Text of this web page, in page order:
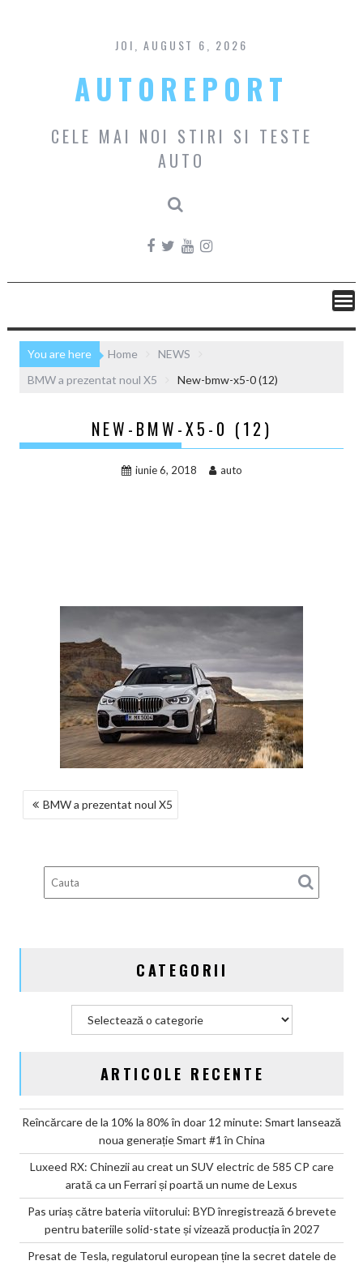
content
JOI, AUGUST 6, 2026
AUTOREPORT
CELE MAI NOI STIRI SI TESTE
AUTO
You are here Home
NEWS
BMW a prezentat noul X5
New-bmw-x5-0 (12)
NEW-BMW-X5-0 (12)
iunie 6, 2018 auto
NAVIGARE
BMW a prezentat noul X5
CATEGORII
ARTICOLE RECENTE
Reîncărcare de la 10% la 80% în doar 12 minute: Smart lansează
noua generație Smart #1 în China
Luxeed RX: Chinezii au creat un SUV electric de 585 CP care
arată ca un Ferrari și poartă un nume de Lexus
Pas uriaș către bateria viitorului: BYD înregistrează 6 brevete
pentru bateriile solid-state și vizează producția în 2027
Presat de Tesla, regulatorul european ține la secret datele de